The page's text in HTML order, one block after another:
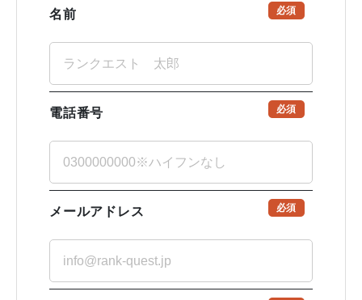
名前 必須
電話番号 必須
メールアドレス 必須